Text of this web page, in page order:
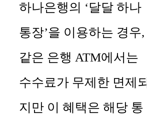
하나은행의 ‘달달 하나
통장’을 이용하는 경우,
같은 은행 ATM에서는
수수료가 무제한 면제되
지만 이 혜택은 해당 통